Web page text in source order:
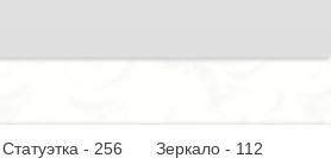
Статуэтка - 256
Зеркало - 112